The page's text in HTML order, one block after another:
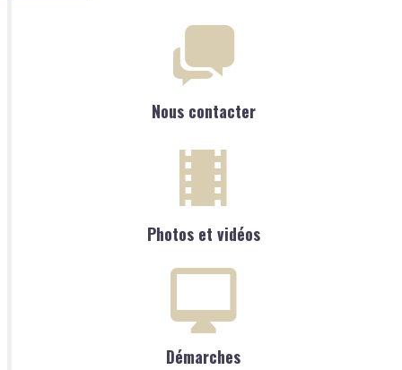
Nous contacter
Photos et vidéos
Démarches